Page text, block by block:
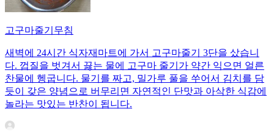
고구마줄기무침
새벽에 24시간 식자재마트에 가서 고구마줄기 3단을 샀습니
다. 껍질을 벗겨서 끓는 물에 고구마 줄기가 약간 익으면 얼른
찬물에 헹굽니다. 물기를 짜고, 밀가루 풀을 쑤어서 김치를 담
듯이 갖은 양념으로 버무리면 자연적인 단맛과 아삭한 식감에
놀라는 맛있는 반찬이 됩니다.